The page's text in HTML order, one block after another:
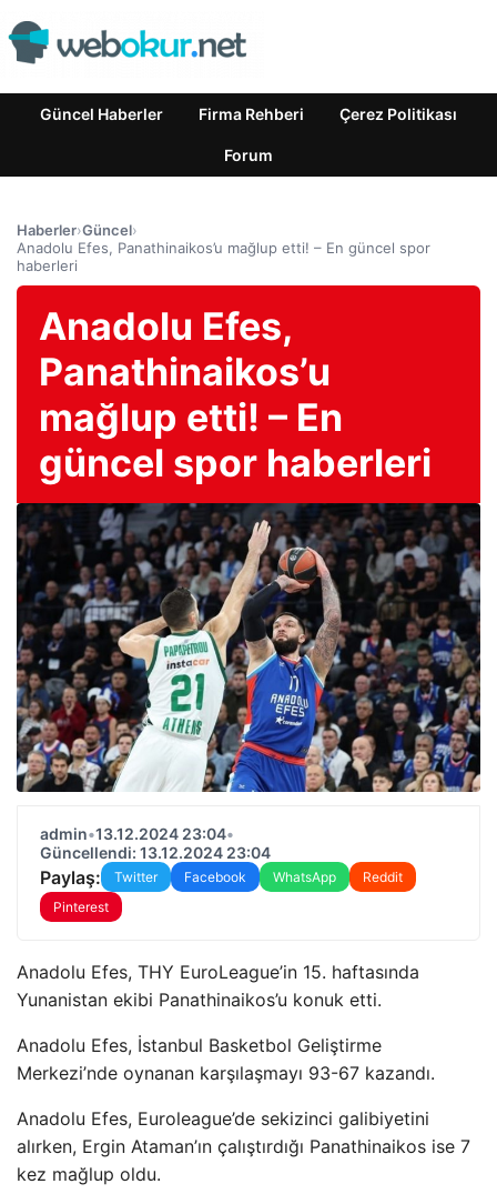
Güncel Haberler Firma Rehberi Çerez Politikası
Forum
Haberler›Güncel›
Anadolu Efes, Panathinaikos’u mağlup etti! – En güncel spor
haberleri
Anadolu Efes,
Panathinaikos’u
mağlup etti! – En
güncel spor haberleri
admin•13.12.2024 23:04•
Güncellendi: 13.12.2024 23:04
Paylaş: Twitter Facebook WhatsApp
Reddit
Pinterest
Anadolu Efes, THY EuroLeague’in 15. haftasında
Yunanistan ekibi Panathinaikos’u konuk etti.
Anadolu Efes, İstanbul Basketbol Geliştirme
Merkezi’nde oynanan karşılaşmayı 93-67 kazandı.
Anadolu Efes, Euroleague’de sekizinci galibiyetini
alırken, Ergin Ataman’ın çalıştırdığı Panathinaikos ise 7
kez mağlup oldu.